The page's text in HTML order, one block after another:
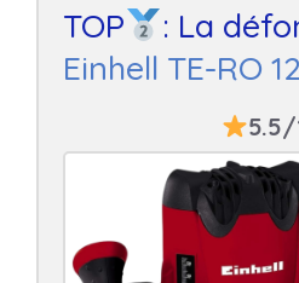
TOP
: La
Einhell TE-RO
5.5/